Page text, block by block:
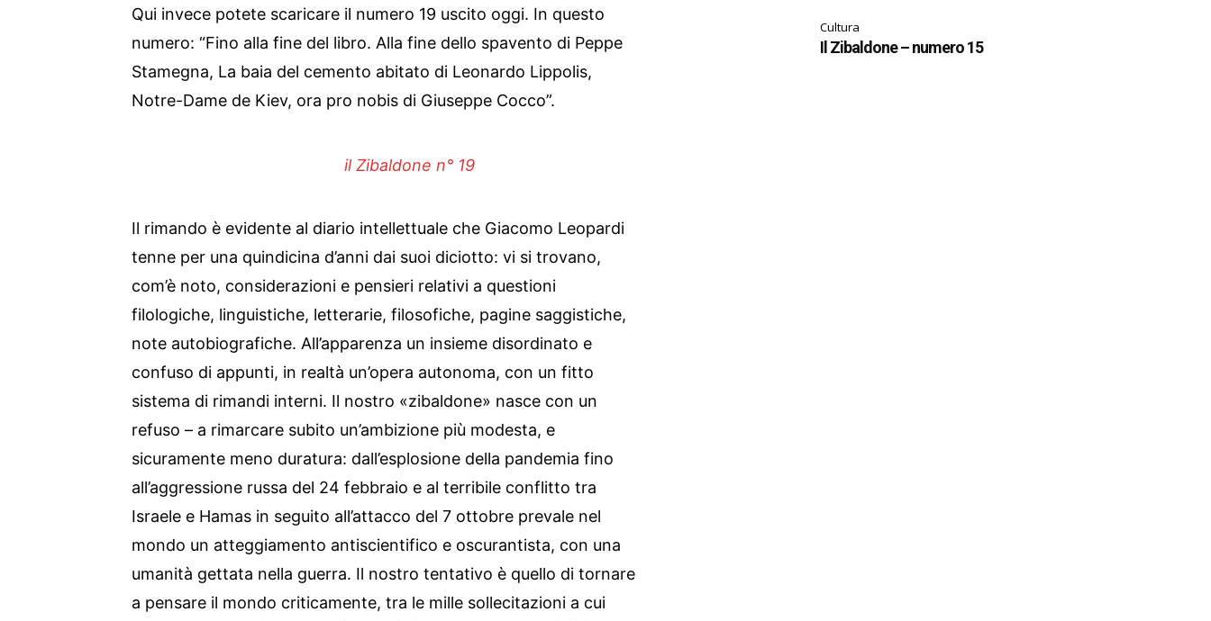
Qui invece potete scaricare il numero 19 uscito oggi. In questo
numero: “Fino alla fine del libro. Alla fine dello spavento di Peppe
Stamegna, La baia del cemento abitato di Leonardo Lippolis,
Notre-Dame de Kiev, ora pro nobis di Giuseppe Cocco”.
il Zibaldone n° 19
Il rimando è evidente al diario intellettuale che Giacomo Leopardi
tenne per una quindicina d’anni dai suoi diciotto: vi si trovano,
com’è noto, considerazioni e pensieri relativi a questioni
filologiche, linguistiche, letterarie, filosofiche, pagine saggistiche,
note autobiografiche. All’apparenza un insieme disordinato e
confuso di appunti, in realtà un’opera autonoma, con un fitto
sistema di rimandi interni. Il nostro «zibaldone» nasce con un
refuso – a rimarcare subito un’ambizione più modesta, e
sicuramente meno duratura: dall’esplosione della pandemia fino
all’aggressione russa del 24 febbraio e al terribile conflitto tra
Israele e Hamas in seguito all’attacco del 7 ottobre prevale nel
mondo un atteggiamento antiscientifico e oscurantista, con una
umanità gettata nella guerra. Il nostro tentativo è quello di tornare
a pensare il mondo criticamente, tra le mille sollecitazioni a cui
Cultura
Il Zibaldone – numero 15